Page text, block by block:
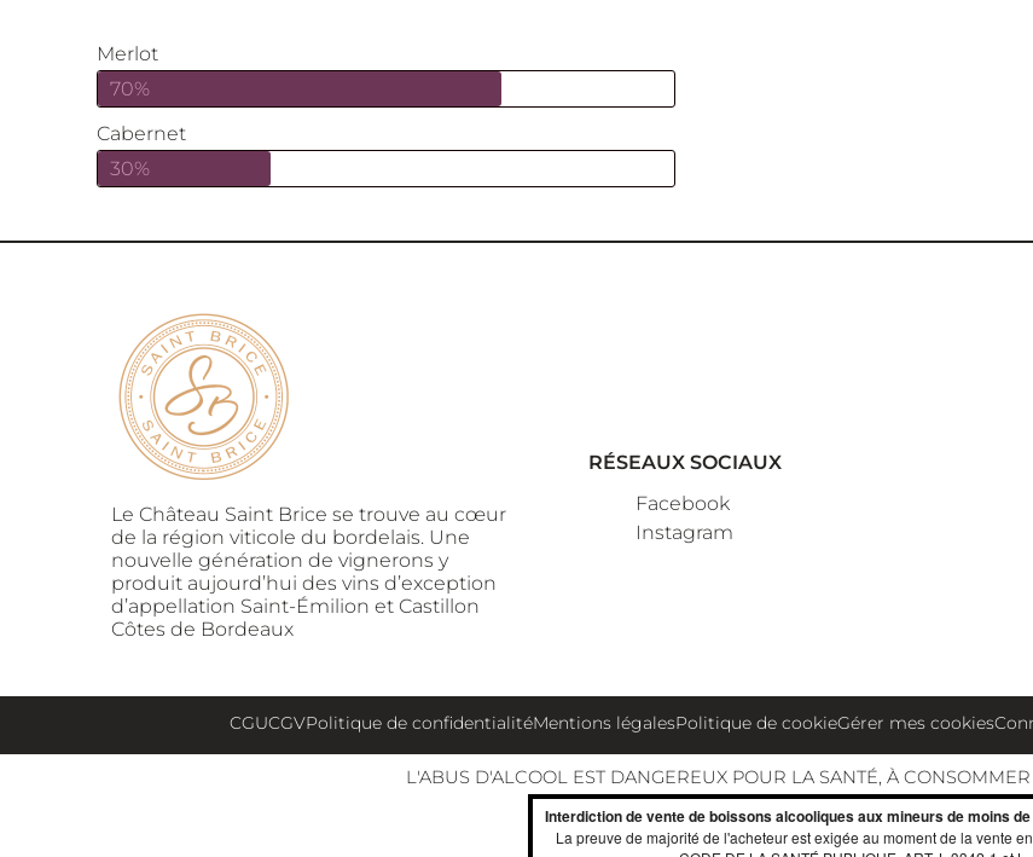
Merlot
70%
Cabernet
30%
Le Château Saint Brice se trouve au cœur
de la région viticole du bordelais. Une
nouvelle génération de vignerons y
produit aujourd’hui des vins d’exception
d’appellation Saint-Émilion et Castillon
Côtes de Bordeaux
RÉSEAUX SOCIAUX
Facebook
Instagram
CGUCGVPolitique de confidentialitéMentions légalesPolitique de cookieGérer mes cookies
L'ABUS D'ALCOOL EST DANGEREUX POUR LA SANTÉ, À
Interdiction de vente de boissons alcooliques aux mineurs de moins
La preuve de majorité de l'acheteur est exigée au moment de la vente